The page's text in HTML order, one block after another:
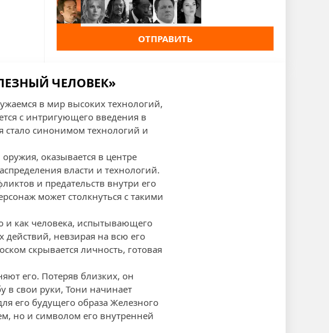
ОТПРАВИТЬ
ЧЕЛОВЕК»
в мир высоких технологий,
с интригующего введения в
стало синонимом технологий и
оказывается в центре
власти и технологий.
и предательств внутри его
может столкнуться с такими
и как человека, испытывающего
действий, невзирая на всю его
скрывается личность, готовая
его. Потеряв близких, он
в свои руки, Тони начинает
его будущего образа Железного
но и символом его внутренней